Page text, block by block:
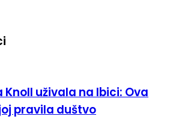
uživala na Ibici: Ova
pravila duštvo